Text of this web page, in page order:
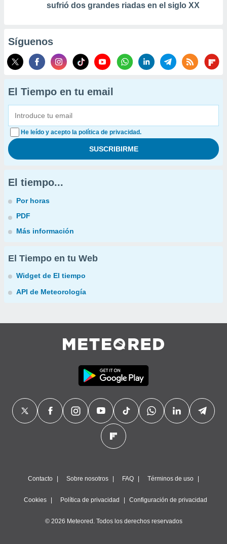
sufrió dos grandes riadas en el siglo XX
Síguenos
El Tiempo en tu email
He leído y acepto la política de privacidad.
El tiempo...
Por horas
PDF
Más información
El Tiempo en tu Web
Widget de El tiempo
API de Meteorología
Contacto Sobre nosotros FAQ Términos de uso
Cookies Política de privacidad Configuración de privacidad
© 2026 Meteored. Todos los derechos reservados